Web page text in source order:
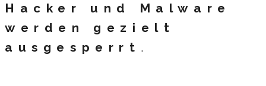
Hacker und Malware
werden gezielt
ausgesperrt .